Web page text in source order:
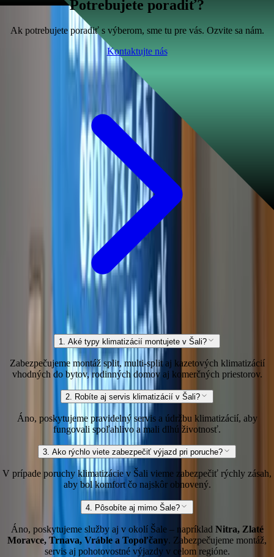
Potrebujete poradiť?
Ak potrebujete poradiť s výberom, sme tu pre vás. Ozvite sa nám.
Kontaktujte nás
1. Aké typy klimatizácií montujete v Šali?
Zabezpečujeme montáž split, multi-split aj kazetových klimatizácií
vhodných do bytov, rodinných domov aj komerčných priestorov.
2. Robíte aj servis klimatizácií v Šali?
Áno, poskytujeme pravidelný servis a údržbu klimatizácií, aby
fungovali spoľahlivo a mali dlhú životnosť.
3. Ako rýchlo viete zabezpečiť výjazd pri poruche?
V prípade poruchy klimatizácie v Šali vieme zabezpečiť rýchly zásah,
aby bol komfort čo najskôr obnovený.
4. Pôsobíte aj mimo Šale?
Áno, poskytujeme služby aj v okolí Šale – napríklad Nitra, Zlaté
Moravce, Trnava, Vráble a Topoľčany. Zabezpečujeme montáž,
servis aj pohotovostné výjazdy v celom regióne.